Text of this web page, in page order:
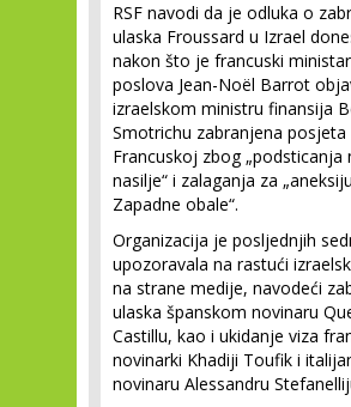
RSF navodi da je odluka o
ulaska Froussard u Izrael
nakon što je francuski
poslova Jean-Noël Barrot
izraelskom ministru finansija
Smotrichu zabranjena posjeta
Francuskoj zbog „podsticanja
nasilje“ i zalaganja za „aneksiju
Zapadne obale“.
Organizacija je posljednjih
upozoravala na rastući
na strane medije, navodeći
ulaska španskom novinaru
Castillu, kao i ukidanje viza
novinarki Khadiji Toufik i
novinaru Alessandru